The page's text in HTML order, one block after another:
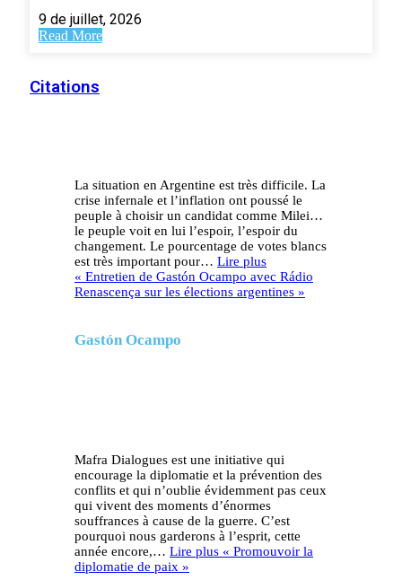
9 de juillet, 2026
Read More
Citations
La situation en Argentine est très difficile. La
crise infernale et l’inflation ont poussé le
peuple à choisir un candidat comme Milei…
le peuple voit en lui l’espoir, l’espoir du
changement. Le pourcentage de votes blancs
est très important pour… Lire plus
« Entretien de Gastón Ocampo avec Rádio
Renascença sur les élections argentines »
Gastón Ocampo
Mafra Dialogues est une initiative qui
encourage la diplomatie et la prévention des
conflits et qui n’oublie évidemment pas ceux
qui vivent des moments d’énormes
souffrances à cause de la guerre. C’est
pourquoi nous garderons à l’esprit, cette
année encore,… Lire plus « Promouvoir la
diplomatie de paix »